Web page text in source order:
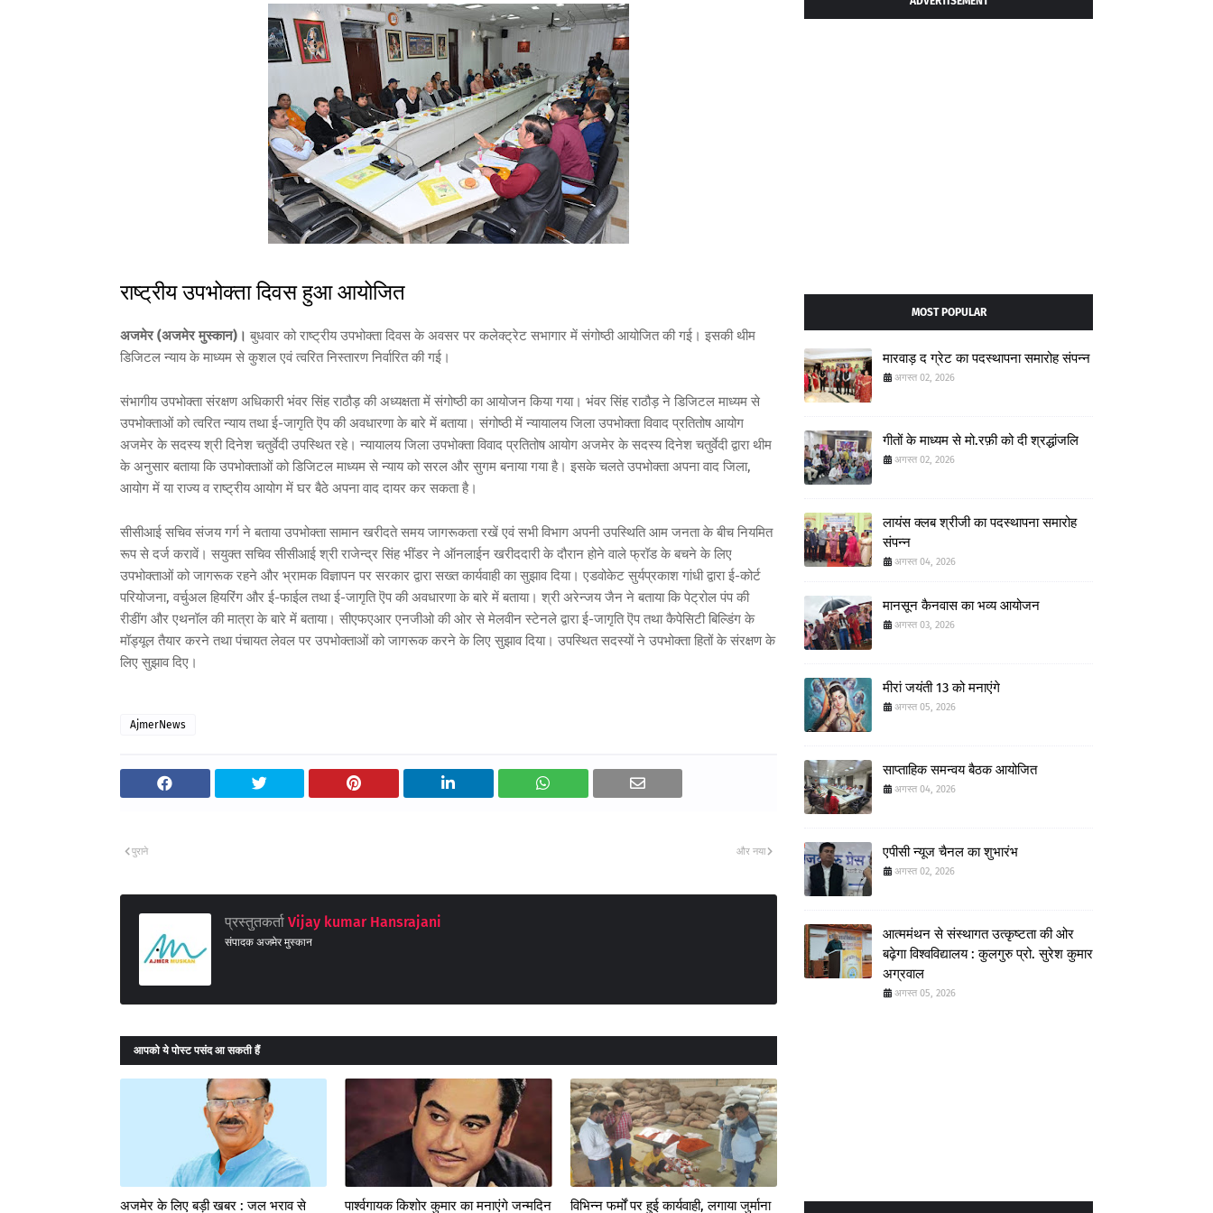
राष्ट्रीय उपभोक्ता दिवस हुआ आयोजित
अजमेर (अजमेर मुस्कान)। बुधवार को राष्ट्रीय उपभोक्ता दिवस के अवसर पर कलेक्ट्रेट सभागार में संगोष्ठी आयोजित की गई। इसकी थीम
डिजिटल न्याय के माध्यम से कुशल एवं त्वरित निस्तारण निर्वारित की गई।
संभागीय उपभोक्ता संरक्षण अधिकारी भंवर सिंह राठौड़ की अध्यक्षता में संगोष्ठी का आयोजन किया गया। भंवर सिंह राठौड़ ने डिजिटल माध्यम से
उपभोक्ताओं को त्वरित न्याय तथा ई-जागृति ऎप की अवधारणा के बारे में बताया। संगोष्ठी में न्यायालय जिला उपभोक्ता विवाद प्रतितोष आयोग
अजमेर के सदस्य श्री दिनेश चतुर्वेदी उपस्थित रहे। न्यायालय जिला उपभोक्ता विवाद प्रतितोष आयोग अजमेर के सदस्य दिनेश चतुर्वेदी द्वारा थीम
के अनुसार बताया कि उपभोक्ताओं को डिजिटल माध्यम से न्याय को सरल और सुगम बनाया गया है। इसके चलते उपभोक्ता अपना वाद जिला,
आयोग में या राज्य व राष्ट्रीय आयोग में घर बैठे अपना वाद दायर कर सकता है।
सीसीआई सचिव संजय गर्ग ने बताया उपभोक्ता सामान खरीदते समय जागरूकता रखें एवं सभी विभाग अपनी उपस्थिति आम जनता के बीच नियमित
रूप से दर्ज करावें। सयुक्त सचिव सीसीआई श्री राजेन्द्र सिंह भींडर ने ऑनलाईन खरीददारी के दौरान होने वाले फ्रॉड के बचने के लिए
उपभोक्ताओं को जागरूक रहने और भ्रामक विज्ञापन पर सरकार द्वारा सख्त कार्यवाही का सुझाव दिया। एडवोकेट सुर्यप्रकाश गांधी द्वारा ई-कोर्ट
परियोजना, वर्चुअल हियरिंग और ई-फाईल तथा ई-जागृति ऎप की अवधारणा के बारे में बताया। श्री अरेन्जय जैन ने बताया कि पेट्रोल पंप की
रीडींग और एथनॉल की मात्रा के बारे में बताया। सीएफएआर एनजीओ की ओर से मेलवीन स्टेनले द्वारा ई-जागृति ऎप तथा कैपेसिटी बिल्डिंग के
मॉड्यूल तैयार करने तथा पंचायत लेवल पर उपभोक्ताओं को जागरूक करने के लिए सुझाव दिया। उपस्थित सदस्यों ने उपभोक्ता हितों के संरक्षण के
लिए सुझाव दिए।
AjmerNews
और नया
पुराने
प्रस्तुतकर्ता Vijay kumar Hansrajani
संपादक अजमेर मुस्कान
आपको ये पोस्ट पसंद आ सकती हैं
अजमेर के लिए बड़ी खबर : जल भराव से
पार्श्वगायक किशोर कुमार का मनाएंगे जन्मदिन विभिन्न फर्मों पर हुई कार्यवाही, लगाया जुर्माना
MOST POPULAR
मारवाड़ द ग्रेट का पदस्थापना समारोह संपन्न
अगस्त 02, 2026
गीतों के माध्यम से मो.रफ़ी को दी श्रद्धांजलि
अगस्त 02, 2026
लायंस क्लब श्रीजी का पदस्थापना समारोह
संपन्न
अगस्त 04, 2026
मानसून कैनवास का भव्य आयोजन
अगस्त 03, 2026
मीरां जयंती 13 को मनाएंगे
अगस्त 05, 2026
साप्ताहिक समन्वय बैठक आयोजित
अगस्त 04, 2026
एपीसी न्यूज चैनल का शुभारंभ
अगस्त 02, 2026
आत्ममंथन से संस्थागत उत्कृष्टता की ओर
बढ़ेगा विश्वविद्यालय : कुलगुरु प्रो. सुरेश कुमार
अग्रवाल
अगस्त 05, 2026